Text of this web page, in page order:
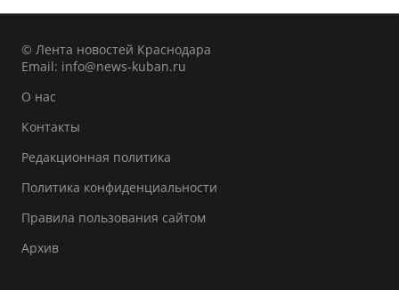
© Лента новостей Краснодара
Email: info@news-kuban.ru
О нас
Контакты
Редакционная политика
Политика конфиденциальности
Правила пользования сайтом
Архив